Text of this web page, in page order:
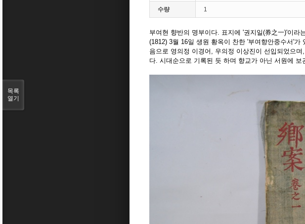
수량 1
부여현 향반의 명부이다. 표지에 '권지일(券之一)'이
(1812) 3월 16일 생원 황옥이 찬한 '부여향안중수서'
음으로 영의정 이경어, 우의정 이상진이 선입되었으
다. 시대순으로 기록된 듯 하며 향교가 아닌 서원에 보
목록
열기